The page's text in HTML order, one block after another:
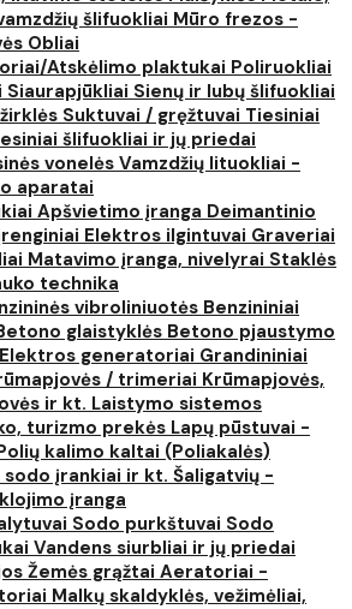
šlifuokliai Mūro frezos -
Obliai
Atskėlimo plaktukai Poliruokliai
Siaurapjūkliai Sienų ir lubų šlifuokliai
Suktuvai / gręžtuvai Tiesiniai
šlifuokliai ir jų priedai
vonelės Vamzdžių lituokliai -
aparatai
Apšvietimo įranga Deimantinio
Elektros ilgintuvai Graveriai
Matavimo įranga, nivelyrai Staklės
technika
vibroliniuotės Benzininiai
glaistyklės Betono pjaustymo
Elektros generatoriai Grandininiai
/ trimeriai Krūmapjovės,
ir kt. Laistymo sistemos
turizmo prekės Lapų pūstuvai -
kalimo kaltai (Poliakalės)
sodo įrankiai ir kt. Šaligatvių -
įranga
Sodo purkštuvai Sodo
Vandens siurbliai ir jų priedai
Žemės grąžtai Aeratoriai -
Malkų skaldyklės, vežimėliai,